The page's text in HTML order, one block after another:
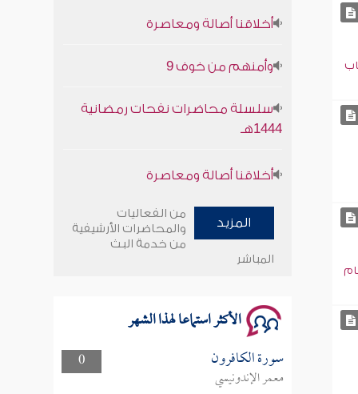
1444هـ
سلسلة محاضرات نفحات رمضانية
1444هـ
المزيد
من الفعاليات
والمحاضرات الأرشيفية
من خدمة البث
المباشر
الأكثر استماعا لهذا الشهر
0 سورة الكافرون
معمر الإندونيسي